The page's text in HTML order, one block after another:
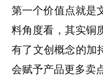
第一个价值点就是
料角度看，其实铜
有了文创概念的加
会赋予产品更多卖